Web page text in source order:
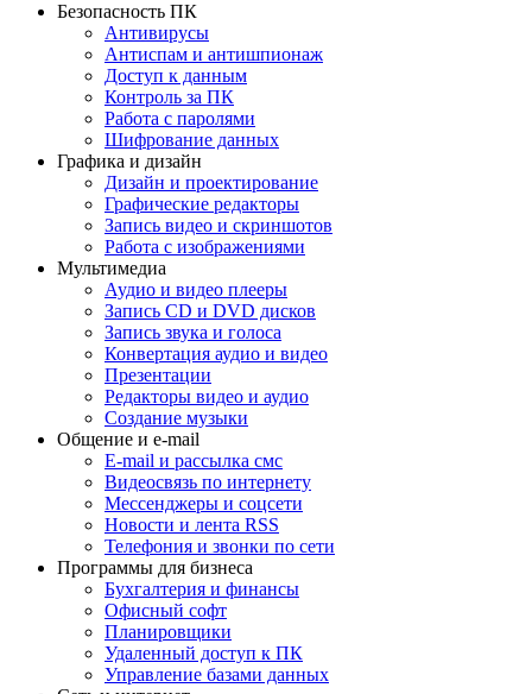
Безопасность ПК
Антивирусы
Антиспам и антишпионаж
Доступ к данным
Контроль за ПК
Работа с паролями
Шифрование данных
Графика и дизайн
Дизайн и проектирование
Графические редакторы
Запись видео и скриншотов
Работа с изображениями
Мультимедиа
Аудио и видео плееры
Запись CD и DVD дисков
Запись звука и голоса
Конвертация аудио и видео
Презентации
Редакторы видео и аудио
Создание музыки
Общение и e-mail
E-mail и рассылка смс
Видеосвязь по интернету
Мессенджеры и соцсети
Новости и лента RSS
Телефония и звонки по сети
Программы для бизнеса
Бухгалтерия и финансы
Офисный софт
Планировщики
Удаленный доступ к ПК
Управление базами данных